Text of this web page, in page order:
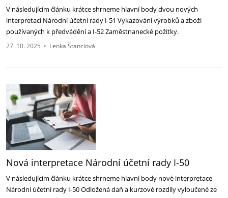
V následujícím článku krátce shrneme hlavní body dvou nových
interpretací Národní účetní rady I-‎‎51 Vykazování výrobků a zboží
používaných k předvádění a I-52 Zaměstnanecké požitky.‎
27. 10. 2025 • Lenka Štanclová
Nová interpretace Národní účetní rady I-50
V následujícím článku krátce shrneme hlavní body nové interpretace
Národní účetní rady I-50 Odložená daň a kurzové rozdíly vyloučené ze